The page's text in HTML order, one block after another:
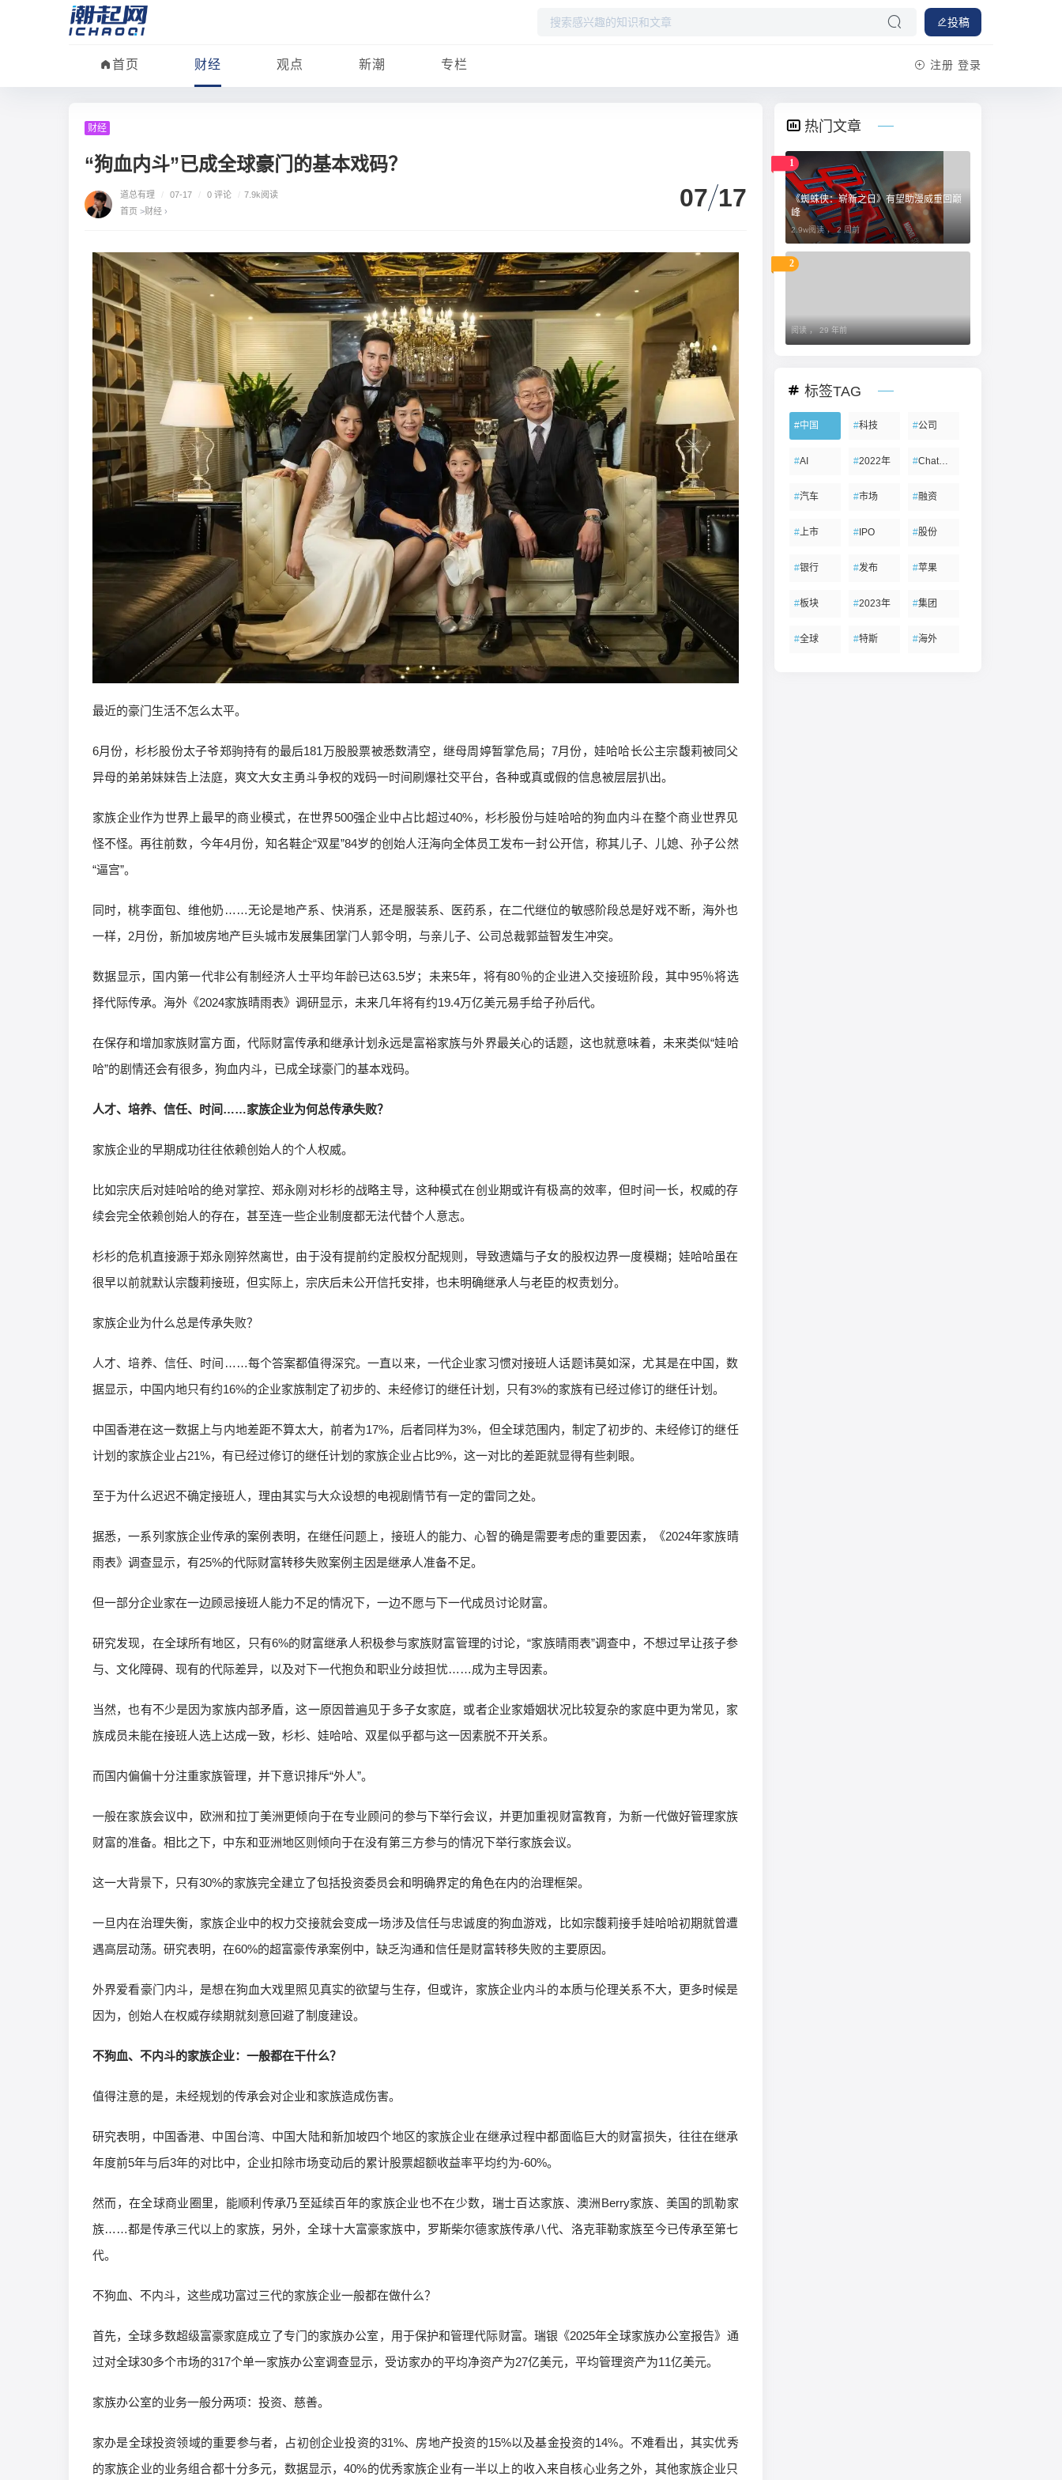
投稿
首页 财经 观点 新潮 专栏 注册 登录
财经
“狗血内斗”已成全球豪门的基本戏码？
道总有理 / 07-17 / 0 评论 / 7.9k阅读
首页 >财经 › 07 17
最近的豪门生活不怎么太平。
6月份，杉杉股份太子爷郑驹持有的最后181万股股票被悉数清空，继母周婷暂掌危局；7月份，娃哈哈长公主宗馥莉被同父
异母的弟弟妹妹告上法庭，爽文大女主勇斗争权的戏码一时间刷爆社交平台，各种或真或假的信息被层层扒出。
家族企业作为世界上最早的商业模式，在世界500强企业中占比超过40%，杉杉股份与娃哈哈的狗血内斗在整个商业世界见
怪不怪。再往前数，今年4月份，知名鞋企“双星”84岁的创始人汪海向全体员工发布一封公开信，称其儿子、儿媳、孙子公然
“逼宫”。
同时，桃李面包、维他奶……无论是地产系、快消系，还是服装系、医药系，在二代继位的敏感阶段总是好戏不断，海外也
一样，2月份，新加坡房地产巨头城市发展集团掌门人郭令明，与亲儿子、公司总裁郭益智发生冲突。
数据显示，国内第一代非公有制经济人士平均年龄已达63.5岁；未来5年，将有80％的企业进入交接班阶段，其中95％将选
择代际传承。海外《2024家族晴雨表》调研显示，未来几年将有约19.4万亿美元易手给子孙后代。
在保存和增加家族财富方面，代际财富传承和继承计划永远是富裕家族与外界最关心的话题，这也就意味着，未来类似“娃哈
哈”的剧情还会有很多，狗血内斗，已成全球豪门的基本戏码。
人才、培养、信任、时间……家族企业为何总传承失败？
家族企业的早期成功往往依赖创始人的个人权威。
比如宗庆后对娃哈哈的绝对掌控、郑永刚对杉杉的战略主导，这种模式在创业期或许有极高的效率，但时间一长，权威的存
续会完全依赖创始人的存在，甚至连一些企业制度都无法代替个人意志。
杉杉的危机直接源于郑永刚猝然离世，由于没有提前约定股权分配规则，导致遗孀与子女的股权边界一度模糊；娃哈哈虽在
很早以前就默认宗馥莉接班，但实际上，宗庆后未公开信托安排，也未明确继承人与老臣的权责划分。
家族企业为什么总是传承失败？
人才、培养、信任、时间……每个答案都值得深究。一直以来，一代企业家习惯对接班人话题讳莫如深，尤其是在中国，数
据显示，中国内地只有约16%的企业家族制定了初步的、未经修订的继任计划，只有3%的家族有已经过修订的继任计划。
中国香港在这一数据上与内地差距不算太大，前者为17%，后者同样为3%，但全球范围内，制定了初步的、未经修订的继任
计划的家族企业占21%，有已经过修订的继任计划的家族企业占比9%，这一对比的差距就显得有些刺眼。
至于为什么迟迟不确定接班人，理由其实与大众设想的电视剧情节有一定的雷同之处。
据悉，一系列家族企业传承的案例表明，在继任问题上，接班人的能力、心智的确是需要考虑的重要因素，《2024年家族晴
雨表》调查显示，有25%的代际财富转移失败案例主因是继承人准备不足。
但一部分企业家在一边顾忌接班人能力不足的情况下，一边不愿与下一代成员讨论财富。
研究发现，在全球所有地区，只有6%的财富继承人积极参与家族财富管理的讨论，“家族晴雨表”调查中，不想过早让孩子参
与、文化障碍、现有的代际差异，以及对下一代抱负和职业分歧担忧……成为主导因素。
当然，也有不少是因为家族内部矛盾，这一原因普遍见于多子女家庭，或者企业家婚姻状况比较复杂的家庭中更为常见，家
族成员未能在接班人选上达成一致，杉杉、娃哈哈、双星似乎都与这一因素脱不开关系。
而国内偏偏十分注重家族管理，并下意识排斥“外人”。
一般在家族会议中，欧洲和拉丁美洲更倾向于在专业顾问的参与下举行会议，并更加重视财富教育，为新一代做好管理家族
财富的准备。相比之下，中东和亚洲地区则倾向于在没有第三方参与的情况下举行家族会议。
这一大背景下，只有30%的家族完全建立了包括投资委员会和明确界定的角色在内的治理框架。
一旦内在治理失衡，家族企业中的权力交接就会变成一场涉及信任与忠诚度的狗血游戏，比如宗馥莉接手娃哈哈初期就曾遭
遇高层动荡。研究表明，在60%的超富豪传承案例中，缺乏沟通和信任是财富转移失败的主要原因。
外界爱看豪门内斗，是想在狗血大戏里照见真实的欲望与生存，但或许，家族企业内斗的本质与伦理关系不大，更多时候是
因为，创始人在权威存续期就刻意回避了制度建设。
不狗血、不内斗的家族企业：一般都在干什么？
值得注意的是，未经规划的传承会对企业和家族造成伤害。
研究表明，中国香港、中国台湾、中国大陆和新加坡四个地区的家族企业在继承过程中都面临巨大的财富损失，往往在继承
年度前5年与后3年的对比中，企业扣除市场变动后的累计股票超额收益率平均约为-60%。
然而，在全球商业圈里，能顺利传承乃至延续百年的家族企业也不在少数，瑞士百达家族、澳洲Berry家族、美国的凯勒家
族……都是传承三代以上的家族，另外，全球十大富豪家族中，罗斯柴尔德家族传承八代、洛克菲勒家族至今已传承至第七
代。
不狗血、不内斗，这些成功富过三代的家族企业一般都在做什么？
首先，全球多数超级富豪家庭成立了专门的家族办公室，用于保护和管理代际财富。瑞银《2025年全球家族办公室报告》通
过对全球30多个市场的317个单一家族办公室调查显示，受访家办的平均净资产为27亿美元，平均管理资产为11亿美元。
家族办公室的业务一般分两项：投资、慈善。
家办是全球投资领域的重要参与者，占初创企业投资的31%、房地产投资的15%以及基金投资的14%。不难看出，其实优秀
的家族企业的业务组合都十分多元，数据显示，40%的优秀家族企业有一半以上的收入来自核心业务之外，其他家族企业只
热门文章
1
《蜘蛛侠：崭新之日》有望助漫威重回巅
峰
2.9w阅读 ，2 周前
2
阅读 ， 29 年前
标签TAG
#中国 #科技 #公司
#AI #2022年 #ChatGPT
#汽车 #市场 #融资
#上市 #IPO #股份
#银行 #发布 #苹果
#板块 #2023年 #集团
#全球 #特斯 #海外